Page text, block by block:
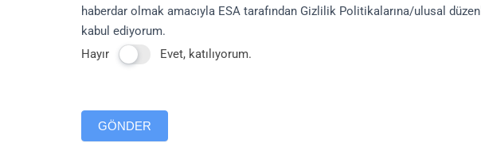
haberdar olmak amacıyla ESA tarafından Gizlilik Politikalarına/ulusal
kabul ediyorum.
Hayır
Evet, katılıyorum.
GÖNDER